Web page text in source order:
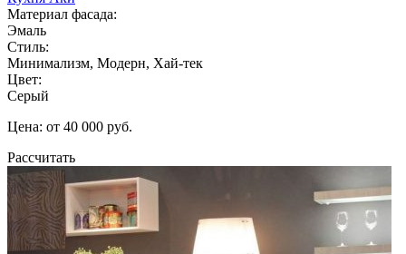
Материал фасада:
Эмаль
Стиль:
Минимализм, Модерн, Хай-тек
Цвет:
Серый
Цена: от 40 000 руб.
Рассчитать